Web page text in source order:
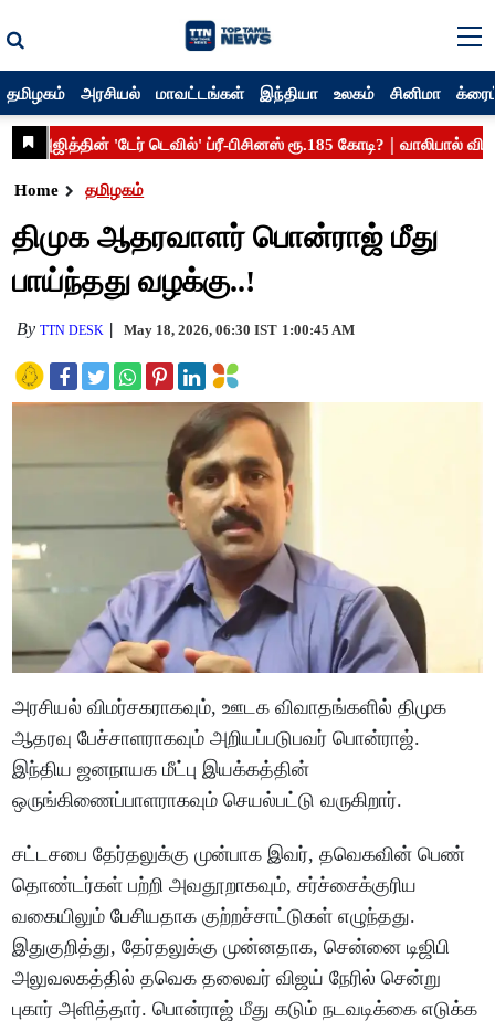
தமிழகம் அரசியல் மாவட்டங்கள் இந்தியா உலகம் சினிமா
Home தமிழகம்
திமுக ஆதரவாளர் பொன்ராஜ் மீது
பாய்ந்தது வழக்கு..!
ByTTN DESK May 18, 2026, 06:30 IST 1:00:45 AM
அரசியல் விமர்சகராகவும், ஊடக விவாதங்களில் திமுக
ஆதரவு பேச்சாளராகவும் அறியப்படுபவர் பொன்ராஜ்.
இந்திய ஜனநாயக மீட்பு இயக்கத்தின்
ஒருங்கிணைப்பாளராகவும் செயல்பட்டு வருகிறார்.
சட்டசபை தேர்தலுக்கு முன்பாக இவர், தவெகவின் பெண்
தொண்டர்கள் பற்றி அவதூறாகவும், சர்ச்சைக்குரிய
வகையிலும் பேசியதாக குற்றச்சாட்டுகள் எழுந்தது.
இதுகுறித்து, தேர்தலுக்கு முன்னதாக, சென்னை டிஜிபி
அலுவலகத்தில் தவெக தலைவர் விஜய் நேரில் சென்று
புகார் அளித்தார். பொன்ராஜ் மீது கடும் நடவடிக்கை எடுக்க